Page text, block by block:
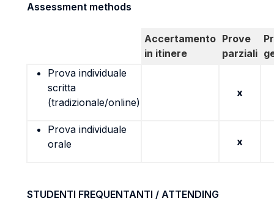
Assessment methods
Accertamento
in itinere
Prove
parziali
Prova individuale
scritta
(tradizionale/online)
x
Prova individuale
orale
x
STUDENTI FREQUENTANTI / ATTENDING